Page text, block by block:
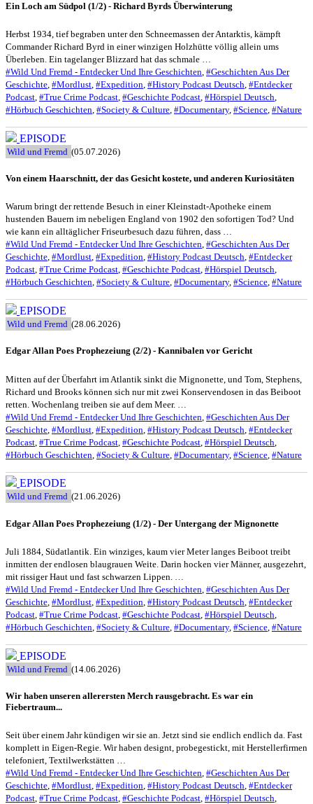
Ein Loch am Südpol (1/2) - Richard Byrds Überwinterung
Herbst 1934, tief begraben unter den Schneemassen der Antarktis, kämpft
Commander Richard Byrd in einer winzigen Holzhütte völlig allein ums
Überleben. Ein tagelanger Blizzard hat das schmale …
#Wild Und Fremd - Entdecker Und Ihre Geschichten, #Geschichten Aus Der
Geschichte, #Mordlust, #Expedition, #History Podcast Deutsch, #Entdecker
Podcast, #True Crime Podcast, #Geschichte Podcast, #Hörspiel Deutsch,
#Hörbuch Geschichten, #Society & Culture, #Documentary, #Science, #Nature
EPISODE
Wild und Fremd (05.07.2026)
Von einem Haarschnitt, der das Gesicht kostete, und anderen Kuriositäten
Warum bringt der rettende Besuch in einer Kleinstadt-Apotheke einem
hustenden Bauern im nebeligen England von 1902 den sofortigen Tod? Und
wie kann ein alltäglicher Friseurbesuch dazu führen, dass …
#Wild Und Fremd - Entdecker Und Ihre Geschichten, #Geschichten Aus Der
Geschichte, #Mordlust, #Expedition, #History Podcast Deutsch, #Entdecker
Podcast, #True Crime Podcast, #Geschichte Podcast, #Hörspiel Deutsch,
#Hörbuch Geschichten, #Society & Culture, #Documentary, #Science, #Nature
EPISODE
Wild und Fremd (28.06.2026)
Edgar Allan Poes Prophezeiung (2/2) - Kannibalen vor Gericht
Mitten auf der Überfahrt im Atlantik sinkt die Mignonette, und Tom, Stephens,
Richard und Brooks können sich nur mit zwei Konservendosen in das Beiboot
retten. Wochenlang treiben sie auf dem Meer. …
#Wild Und Fremd - Entdecker Und Ihre Geschichten #Geschichten Aus Der
Geschichte #Mordlust #Expedition #History Podcast Deutsch #Entdecker
Podcast #True Crime Podcast #Geschichte Podcast #Hörspiel Deutsch
#Hörbuch Geschichten #Society & Culture #Documentary, #Science #Nature
EPISODE
Wild und Fremd (21.06.2026)
Edgar Allan Poes Prophezeiung (1/2) - Der Untergang der Mignonette
Juli 1884, Südatlantik. Ein winziges, kaum vier Meter langes Beiboot treibt
inmitten der endlosen blaugrauen Weite. Darin hocken vier Männer, ausgezehrt,
mit rissiger Haut und fast schwarzen Lippen. …
#Wild Und Fremd - Entdecker Und Ihre Geschichten #Geschichten Aus Der
Geschichte #Mordlust #Expedition #History Podcast Deutsch #Entdecker
Podcast #True Crime Podcast #Geschichte Podcast #Hörspiel Deutsch
#Hörbuch Geschichten #Society & Culture #Documentary, #Science #Nature
EPISODE
Wild und Fremd (14.06.2026)
Wir haben unseren allerersten Merch rausgebracht. Es war ein
Fiebertraum...
Seit über einem Jahr kündigen wir sie an. Jetzt sind sie endlich endlich da. Fast
komplett in Eigen-Regie. Wir haben designt, probegestickt, mit Herstellerfirmen
telefoniert, Textilwerkstätten …
#Wild Und Fremd - Entdecker Und Ihre Geschichten #Geschichten Aus Der
Geschichte #Mordlust #Expedition #History Podcast Deutsch #Entdecker
Podcast #True Crime Podcast #Geschichte Podcast #Hörspiel Deutsch